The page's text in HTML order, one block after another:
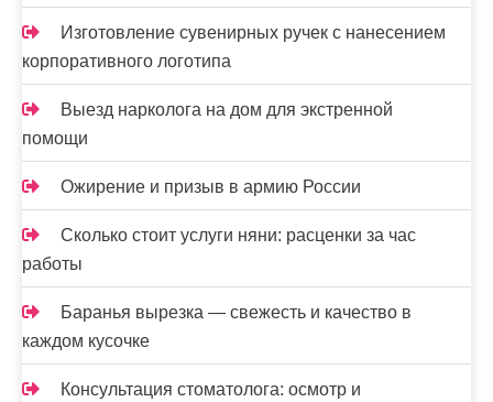
Изготовление сувенирных ручек с нанесением
корпоративного логотипа
Выезд нарколога на дом для экстренной
помощи
Ожирение и призыв в армию России
Сколько стоит услуги няни: расценки за час
работы
Баранья вырезка — свежесть и качество в
каждом кусочке
Консультация стоматолога: осмотр и